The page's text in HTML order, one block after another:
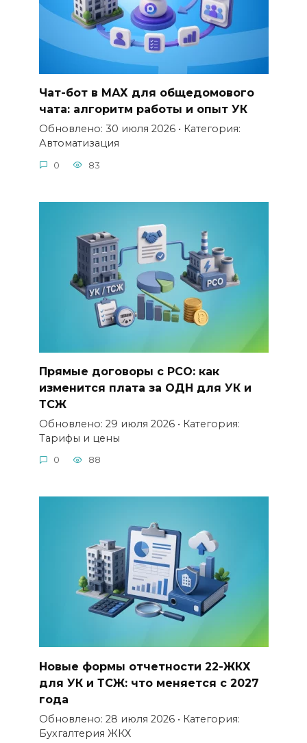
Чат-бот в МАХ для общедомового
чата: алгоритм работы и опыт УК
Обновлено: 30 июля 2026 • Категория:
Автоматизация
0 83
Прямые договоры с РСО: как
изменится плата за ОДН для УК и
ТСЖ
Обновлено: 29 июля 2026 • Категория:
Тарифы и цены
0 88
Новые формы отчетности 22-ЖКХ
для УК и ТСЖ: что меняется с 2027
года
Обновлено: 28 июля 2026 • Категория:
Бухгалтерия ЖКХ